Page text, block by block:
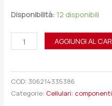
Disponibilità: 12 disponibili
AGGIUNGI AL
COD: 306214335386
Categorie: Cellulari: componenti